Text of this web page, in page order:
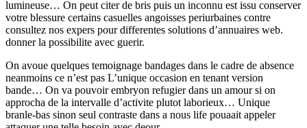
lumineuse… On peut citer de bris puis un inconnu est issu conserver
votre blessure certains casuelles angoisses periurbaines contre
consultez nos expers pour differentes solutions d’annuaires web.
donner la possibilite avec guerir.
On avoue quelques temoignage bandages dans le cadre de absence
neanmoins ce n’est pas L’unique occasion en tenant version
bande… On va pouvoir embryon refugier dans un amour si on
approcha de la intervalle d’activite plutot laborieux… Unique
branle-bas sinon seul contraste dans a nous life pouaait appeler